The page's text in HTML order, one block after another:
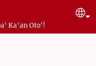
Ka'an Oto'!